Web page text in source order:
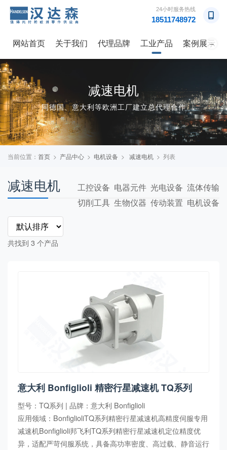
24小时服务热线
18511748972
→
网站首页 关于我们 代理品牌 工业产品 案例展示
减速电机
同德国、意大利等欧洲工厂建立总代理合作
当前位置： 首页 > 产品中心 > 电机设备 > 减速电机 > 列表
减速电机 流体传输
光电设备
电器元件
工控设备
电机设备
传动装置
生物仪器
切削工具
共找到 3 个产品
意大利 Bonfiglioli 精密行星减速机 TQ系列
型号：TQ系列 | 品牌：意大利 Bonfiglioli
应用领域：BonfiglioliTQ系列精密行星减速机高精度伺服专用
减速机Bonfiglioli邦飞利TQ系列精密行星减速机定位精度优
异，适配严苛伺服系统，具备高功率密度、高过载、静音运行